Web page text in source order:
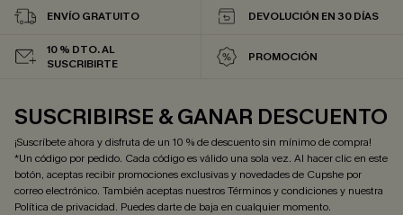
ENVÍO GRATUITO DEVOLUCIÓN EN 30 DÍAS
10 % DTO. AL
SUSCRIBIRTE
PROMOCIÓN
SUSCRIBIRSE & GANAR DESCUENTO
¡Suscríbete ahora y disfruta de un 10 % de descuento sin mínimo de compra!
*Un código por pedido. Cada código es válido una sola vez. Al hacer clic en este
botón, aceptas recibir promociones exclusivas y novedades de Cupshe por
correo electrónico. También aceptas nuestrosTérminos y condicionesy nuestra
Política de privacidad. Puedes darte de baja en cualquier momento.